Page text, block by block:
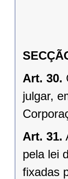
Art. 30.
julgar,
Art. 31.
pela lei
fixadas